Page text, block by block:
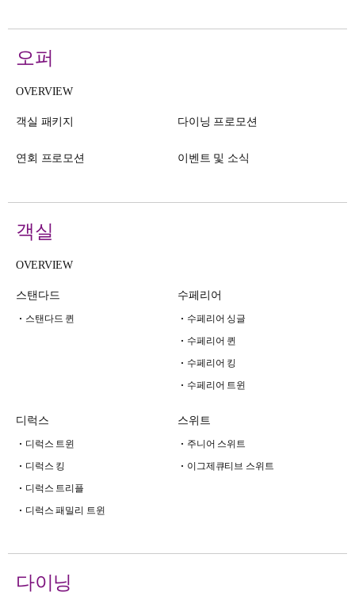
오퍼
OVERVIEW
객실 패키지 다이닝 프로모션
연회 프로모션 이벤트 및 소식
객실
OVERVIEW
스탠다드
스탠다드 퀸
수페리어
수페리어 싱글
수페리어 퀸
수페리어 킹
수페리어 트윈
디럭스
디럭스 트윈
디럭스 킹
디럭스 트리플
디럭스 패밀리 트윈
스위트
주니어 스위트
이그제큐티브 스위트
다이닝